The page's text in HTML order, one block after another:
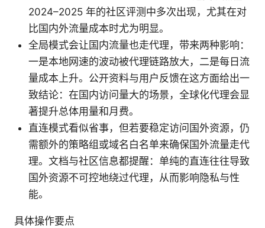
2024–2025 年的社区评测中多次出现，尤其在对
比国内外流量成本时尤为明显。
全局模式会让国内流量也走代理，带来两种影响：
一是本地网速的波动被代理链路放大，二是每日流
量成本上升。公开资料与用户反馈在这方面给出一
致结论：在国内访问量大的场景，全球化代理会显
著提升总体用量和月费。
直连模式看似省事，但若要稳定访问国外资源，仍
需额外的策略组或域名白名单来确保国外流量走代
理。文档与社区信息都提醒：单纯的直连往往导致
国外资源不可控地绕过代理，从而影响隐私与性
能。
具体操作要点